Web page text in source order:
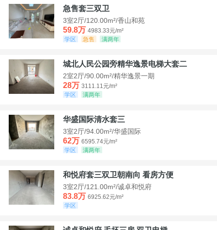
急售套三双卫
3室2厅/120.00m²/香山和苑
59.8万 4983.33元/m²
学区
急售 满两年
城北人民公园旁精华逸景电梯大套二
2室2厅/90.00m²/精华逸景一期
28万 3111.11元/m²
学区
满两年
华盛国际清水套三
3室2厅/94.00m²/华盛国际
62万 6595.74元/m²
学区
满两年
和悦府套三双卫朝南向 看房方便
3室2厅/121.00m²/诚卓和悦府
83.8万 6925.62元/m²
学区